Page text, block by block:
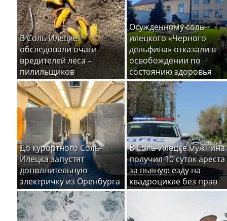
В Соль-Илецке
обследовали очаги
вредителей леса –
пилильщиков
Осужденному соль-
илецкого «Черного
дельфина» отказали в
освобождении по
состоянию здоровья
До курортного Соль-
Илецка запустят
дополнительную
электричку из Оренбурга
В Соль-Илецке мужчина
получил 10 суток ареста
за пьяную езду на
квадроцикле без прав